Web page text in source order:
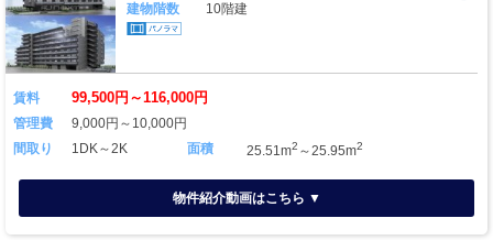
建物階数
10階建
賃料 99,500円～116,000円
管理費
9,000円～10,000円
間取り
1DK～2K 面積 25.51m2 ～25.95m2
物件紹介動画はこちら ▼